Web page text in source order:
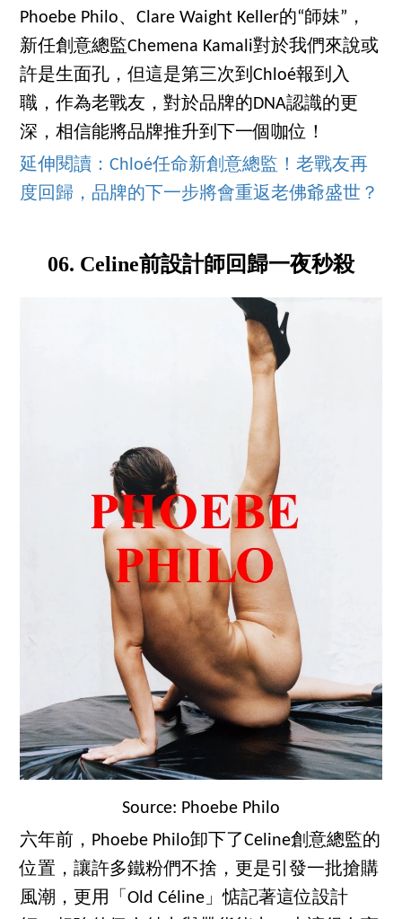
Phoebe Philo、Clare Waight Keller的“師妹”，
新任創意總監Chemena Kamali對於我們來說或
許是生面孔，但這是第三次到Chloé報到入
職，作為老戰友，對於品牌的DNA認識的更
深，相信能將品牌推升到下一個咖位！
延伸閱讀：Chloé任命新創意總監！老戰友再
度回歸，品牌的下一步將會重返老佛爺盛世？
06. Celine前設計師回歸一夜秒殺
Source: Phoebe Philo
六年前，Phoebe Philo卸下了Celine創意總監的
位置，讓許多鐵粉們不捨，更是引發一批搶購
風潮，更用「Old Céline」惦記著這位設計